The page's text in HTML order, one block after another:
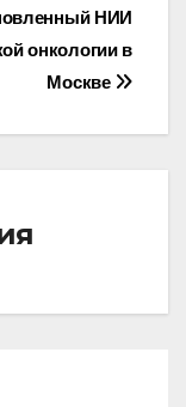
НИИ
онкологии в
Москве